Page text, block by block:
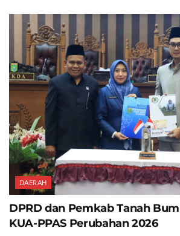
DAERAH
DPRD dan Pemkab Tanah
KUA-PPAS Perubahan 2026